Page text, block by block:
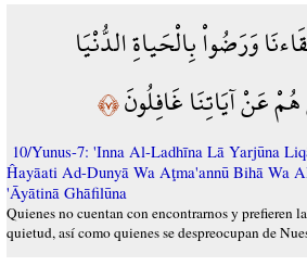
وَرَضُواْ بِالْحَياةِ الدُّنْيَا
عَنْ آيَاتِنَا غَافِلُونَ﴿٧﴾
10/Yunus-7: 'Inna Al-Ladhīna Lā Yarjūna
Ĥayāati Ad-Dunyā Wa Aţma'annū Bihā Wa
'Āyātinā Ghāfilūna
Quienes no cuentan con encontrarnos y prefieren
quietud, así como quienes se despreocupan de